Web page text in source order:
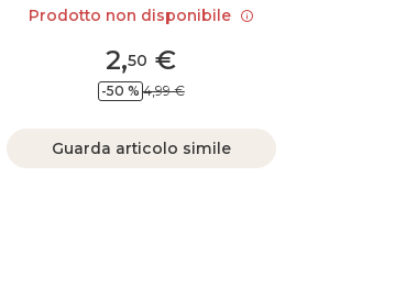
2,50 €
-50 % 4,99 €
Guarda articolo simile